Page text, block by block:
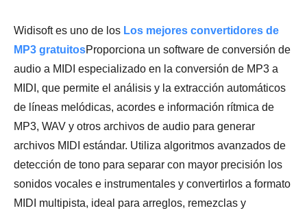
Widisoft es uno de los Los mejores convertidores de
MP3 gratuitosProporciona un software de conversión de
audio a MIDI especializado en la conversión de MP3 a
MIDI, que permite el análisis y la extracción automáticos
de líneas melódicas, acordes e información rítmica de
MP3, WAV y otros archivos de audio para generar
archivos MIDI estándar. Utiliza algoritmos avanzados de
detección de tono para separar con mayor precisión los
sonidos vocales e instrumentales y convertirlos a formato
MIDI multipista, ideal para arreglos, remezclas y